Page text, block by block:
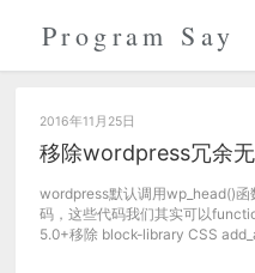
Program Say
2016年11月25日
移除wordpress冗余
wordpress默认调用wp_head()
码，这些代码我们其实可以
5.0+移除 block-library CSS